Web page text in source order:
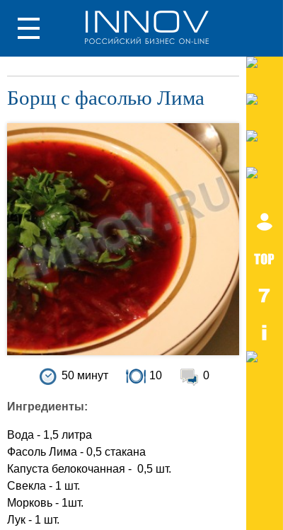
Борщ с фасолью Лима
50 минут 10 0
Ингредиенты:
Вода - 1,5 литра
Фасоль Лима - 0,5 стакана
Капуста белокочанная - 0,5 шт.
Свекла - 1 шт.
Морковь - 1шт.
Лук - 1 шт.